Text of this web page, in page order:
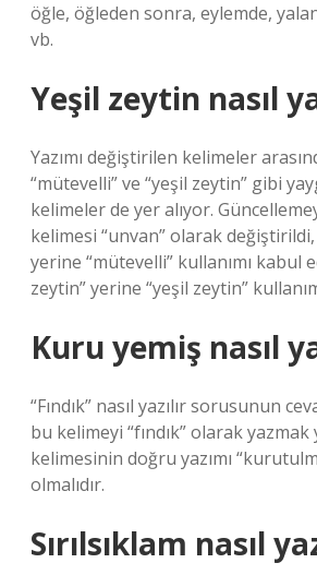
öğle, öğleden sonra, eylemde,
vb.
Yeşil zeytin nasıl
Yazımı değiştirilen kelimeler
“mütevelli” ve “yeşil zeytin” gibi
kelimeler de yer alıyor.
kelimesi “unvan” olarak
yerine “mütevelli” kullanımı kabul
zeytin” yerine “yeşil zeytin”
Kuru yemiş nasıl
“Fındık” nasıl yazılır sorusunun
bu kelimeyi “fındık” olarak yazmak
kelimesinin doğru yazımı
olmalıdır.
Sırılsıklam nasıl